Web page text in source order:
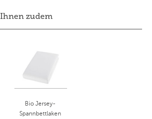
zudem
Bio Jersey-
Spannbettlaken